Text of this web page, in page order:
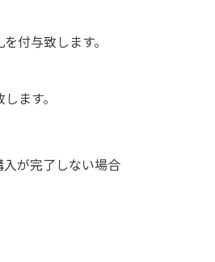
付与致します。
ます。
が完了しない場合